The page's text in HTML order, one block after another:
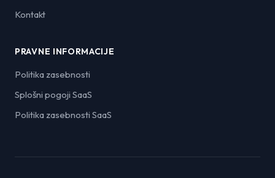
Kontakt
PRAVNE INFORMACIJE
Politika zasebnosti
Splošni pogoji SaaS
Politika zasebnosti SaaS